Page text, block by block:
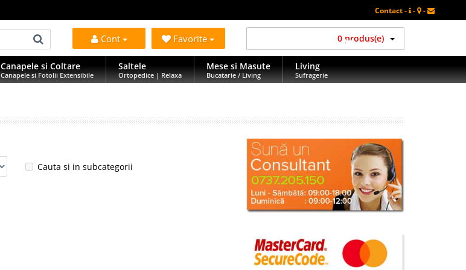
Contact - - -
Cont Favorite 0 produs(e)
Canapele si Coltare
Canapele si Fotolii Extensibile
Saltele
Ortopedice | Relaxa
Mese si Masute
Bucatarie / Living
Living
Sufragerie
Cauta si in subcategorii